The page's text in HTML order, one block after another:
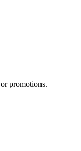
promotions.